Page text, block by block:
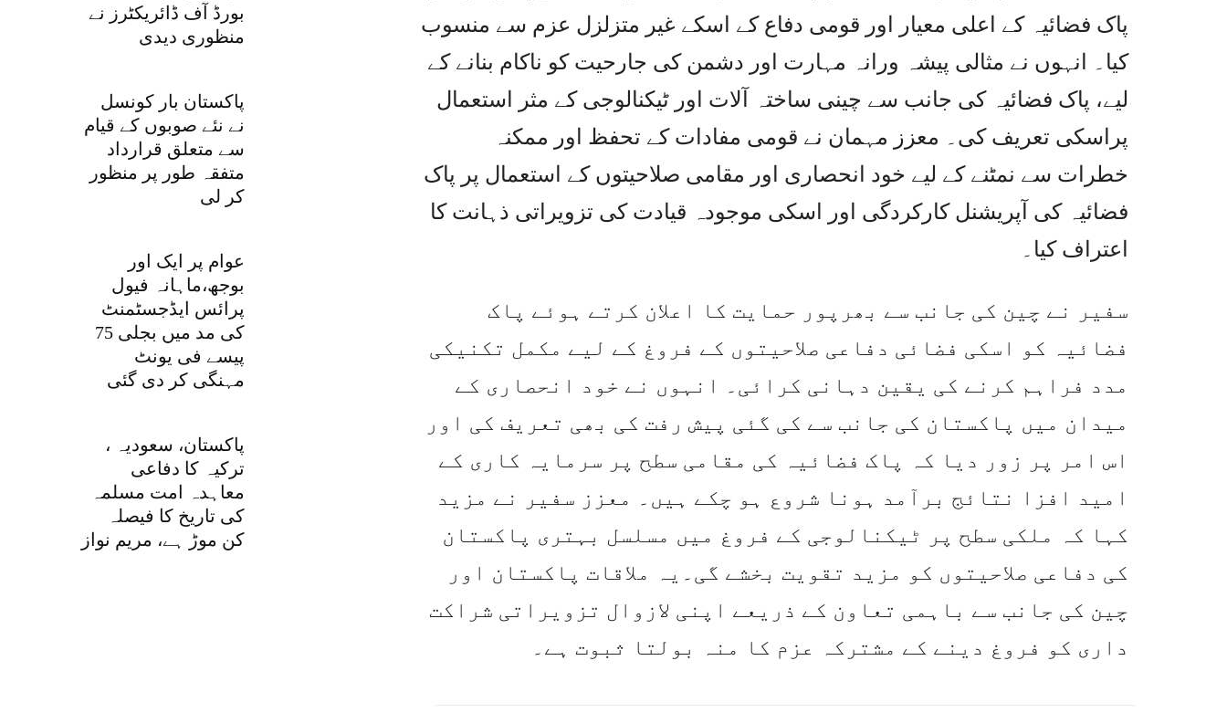
بورڈ آف ڈائریکٹرز نے
منظوری دیدی
پاکستان بار کونسل
نے نئے صوبوں کے قیام
سے متعلق قرارداد
متفقہ طور پر منظور
کر لی
عوام پر ایک اور
بوجھ،ماہانہ فیول
پرائس ایڈجسٹمنٹ
کی مد میں بجلی 75
پیسے فی یونٹ
مہنگی کر دی گئی
پاکستان، سعودیہ ،
ترکیہ کا دفاعی
معاہدہ امت مسلمہ
کی تاریخ کا فیصلہ
کن موڑ ہے، مریم نواز
پاک فضائیہ کے اعلی معیار اور قومی دفاع کے اسکے غیر متزلزل عزم سے منسوب
کیا۔ انہوں نے مثالی پیشہ ورانہ مہارت اور دشمن کی جارحیت کو ناکام بنانے کے
لیے، پاک فضائیہ کی جانب سے چینی ساختہ آلات اور ٹیکنالوجی کے مثر استعمال
پراسکی تعریف کی۔ معزز مہمان نے قومی مفادات کے تحفظ اور ممکنہ
خطرات سے نمٹنے کے لیے خود انحصاری اور مقامی صلاحیتوں کے استعمال پر پاک
فضائیہ کی آپریشنل کارکردگی اور اسکی موجودہ قیادت کی تزویراتی ذہانت کا
اعتراف کیا۔
سفیر نے چین کی جانب سے بھرپور حمایت کا اعلان کرتے ہوئے پاک
فضائیہ کو اسکی فضائی دفاعی صلاحیتوں کے فروغ کے لیے مکمل تکنیکی
مدد فراہم کرنے کی یقین دہانی کرائی۔ انہوں نے خود انحصاری کے
میدان میں پاکستان کی جانب سے کی گئی پیش رفت کی بھی تعریف کی اور
اس امر پر زور دیا کہ پاک فضائیہ کی مقامی سطح پر سرمایہ کاری کے
امید افزا نتائج برآمد ہونا شروع ہو چکے ہیں۔ معزز سفیر نے مزید
کہا کہ ملکی سطح پر ٹیکنالوجی کے فروغ میں مسلسل بہتری پاکستان
کی دفاعی صلاحیتوں کو مزید تقویت بخشے گی۔یہ ملاقات پاکستان اور
چین کی جانب سے باہمی تعاون کے ذریعے اپنی لازوال تزویراتی شراکت
داری کو فروغ دینے کے مشترکہ عزم کا منہ بولتا ثبوت ہے۔